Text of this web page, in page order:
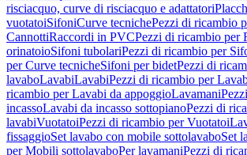
risciacquo, curve di risciacquo e adattatori
vuotatoiSifoniCurve tecnichePezzi di ricambio
CannottiRaccordi in PVCPezzi di ricambio per
orinatoioSifoni tubolariPezzi di ricambio per
per Curve tecnicheSifoni per bidetPezzi di
lavaboLavabiLavabiPezzi di ricambio per
ricambio per Lavabi da appoggioLavamani
incassoLavabi da incasso sottopianoPezzi di
lavabiVuotatoiPezzi di ricambio per Vuotatoi
fissaggioSet lavabo con mobile sottolavaboSet
per Mobili sottolavaboPer lavamaniPezzi di